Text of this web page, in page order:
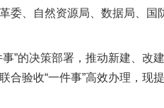
委、自然资源局、数据局、国
的决策部署，推动新建、改建
验收“一件事”高效办理，现